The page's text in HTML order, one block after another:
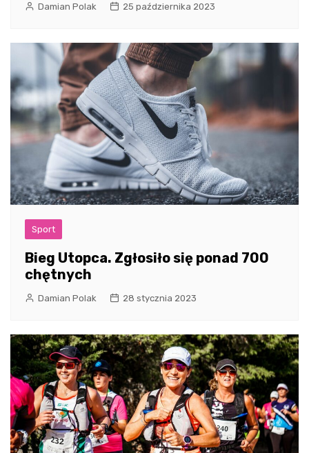
Damian Polak 25 października 2023
Sport
Bieg Utopca. Zgłosiło się ponad 700
chętnych
Damian Polak 28 stycznia 2023